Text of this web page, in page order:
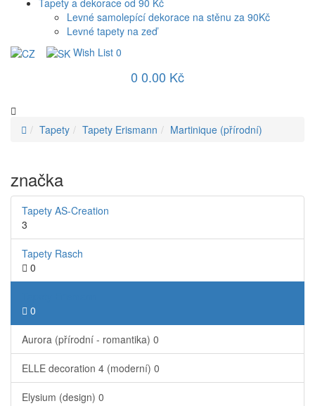
Tapety a dekorace od 90 Kč
Levné samolepící dekorace na stěnu za 90Kč
Levné tapety na zeď
Wish List 0
0 0.00 Kč
Tapety Tapety Erismann Martinique (přírodní)
značka
Tapety AS-Creation
3
Tapety Rasch
0
0
Aurora (přírodní - romantika) 0
ELLE decoration 4 (moderní) 0
Elysium (design) 0